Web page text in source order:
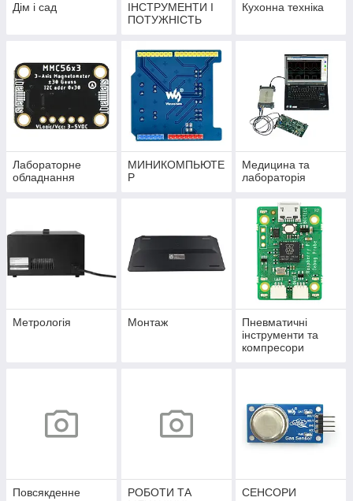
Дім і сад
ІНСТРУМЕНТИ І
ПОТУЖНІСТЬ
Кухонна техніка
Лабораторне
обладнання
МИНИКОМПЬЮТЕ
Р
Медицина та
лабораторія
Метрологія Монтаж
Пневматичні
інструменти та
компресори
Повсякденне
РОБОТИ ТА
СЕНСОРИ